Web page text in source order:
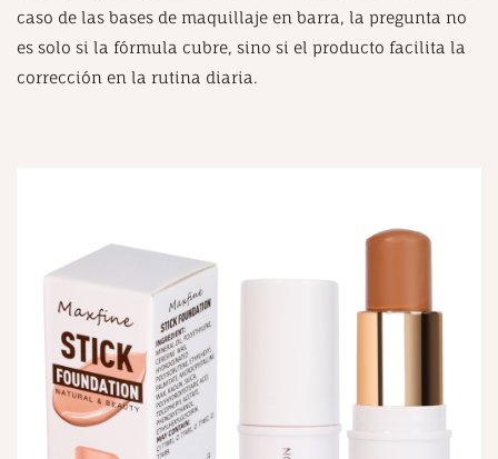
caso de las bases de maquillaje en barra, la pregunta no
es solo si la fórmula cubre, sino si el producto facilita la
corrección en la rutina diaria.